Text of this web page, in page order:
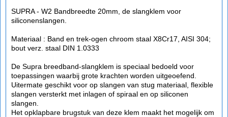
SUPRA - W2 Bandbreedte 20mm, de slangklem voor
siliconenslangen.
Materiaal : Band en trek-ogen chroom staal X8Cr17, AISI 304;
bout verz. staal DIN 1.0333
De Supra breedband-slangklem is speciaal bedoeld voor
toepassingen waarbij grote krachten worden uitgeoefend.
Uitermate geschikt voor op slangen van stug materiaal, flexible
slangen versterkt met inlagen of spiraal en op siliconen
slangen.
Het opklapbare brugstuk van deze klem maakt het mogelijk om